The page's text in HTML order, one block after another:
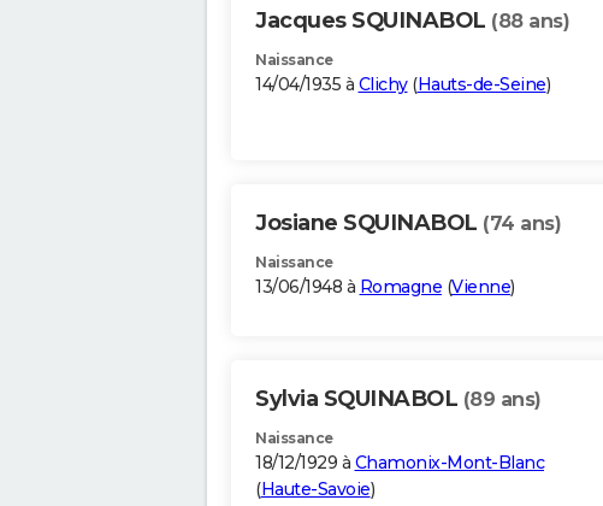
Jacques SQUINABOL (88 ans)
Naissance
14/04/1935 à Clichy(Hauts-de-Seine)
Josiane SQUINABOL (74 ans)
Naissance
13/06/1948 à Romagne (Vienne)
Sylvia SQUINABOL (89 ans)
Naissance
18/12/1929 à Chamonix-Mont-Blanc
(Haute-Savoie)